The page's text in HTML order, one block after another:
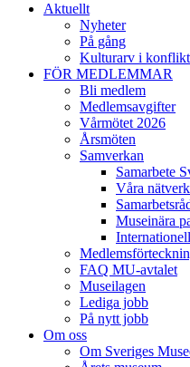
Aktuellt
Nyheter
På gång
Kulturarv i
FÖR MEDLEMMAR
Bli medlem
Medlemsavgifter
Vårmötet 2026
Årsmöten
Samverkan
Samarbete
Våra nätverk
Museinära
FAQ MU-avtalet
Museilagen
Lediga jobb
På nytt jobb
Om oss
Om Sveriges